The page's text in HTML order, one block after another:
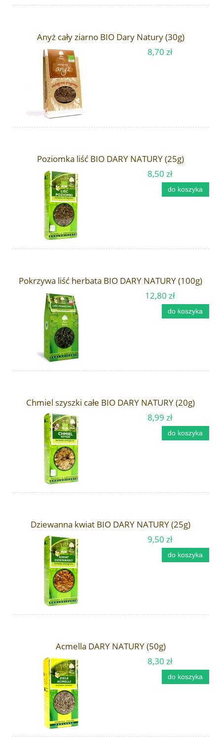
Anyż cały ziarno BIO Dary Natury (30g)
8,70 zł
Poziomka liść BIO DARY NATURY (25g)
8,50 zł
do koszyka
Pokrzywa liść herbata BIO DARY NATURY (100g)
12,80 zł
do koszyka
Chmiel szyszki całe BIO DARY NATURY (20g)
8,99 zł
do koszyka
Dziewanna kwiat BIO DARY NATURY (25g)
9,50 zł
do koszyka
Acmella DARY NATURY (50g)
8,30 zł
do koszyka